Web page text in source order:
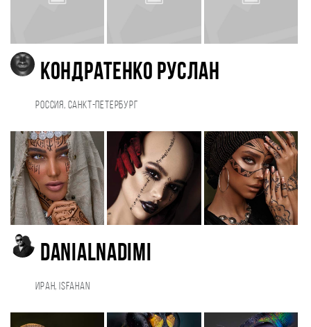
Кондратенко Руслан
Россия, Санкт-Петербург
Danialnadimi
Иран, Isfahan